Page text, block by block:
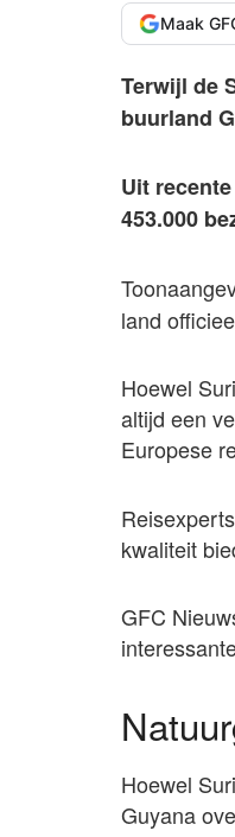
Maak
Terwijl de
buurland
Uit
453.000
land
Hoewel
altijd een
Europese
kwaliteit
GFC
Hoewel
Guyana